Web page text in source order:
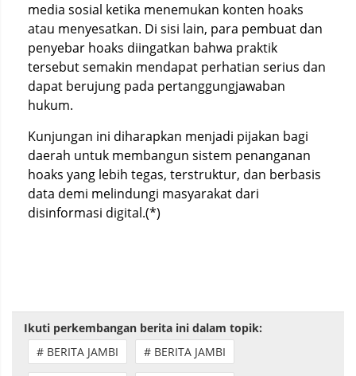
media sosial ketika menemukan konten hoaks
atau menyesatkan. Di sisi lain, para pembuat dan
penyebar hoaks diingatkan bahwa praktik
tersebut semakin mendapat perhatian serius dan
dapat berujung pada pertanggungjawaban
hukum.
Kunjungan ini diharapkan menjadi pijakan bagi
daerah untuk membangun sistem penanganan
hoaks yang lebih tegas, terstruktur, dan berbasis
data demi melindungi masyarakat dari
disinformasi digital.(*)
Ikuti perkembangan berita ini dalam topik:
# BERITA JAMBI
# BERITA JAMBI